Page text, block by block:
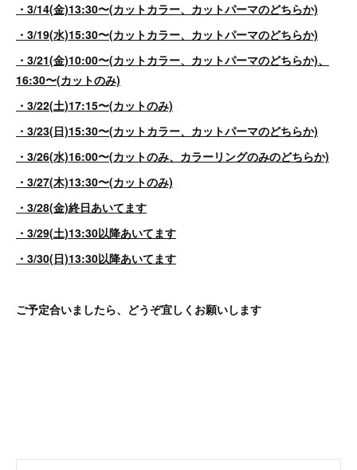
・3/14(金)13:30〜(カットカラー、カットパーマのどちらか)
・3/19(水)15:30〜(カットカラー、カットパーマのどちらか)
・3/21(金)10:00〜(カットカラー、カットパーマのどちらか)、
16:30〜(カットのみ)
・3/22(土)17:15〜(カットのみ)
・3/23(日)15:30〜(カットカラー、カットパーマのどちらか)
・3/26(水)16:00〜(カットのみ、カラーリングのみのどちらか)
・3/27(木)13:30〜(カットのみ)
・3/28(金)終日あいてます
・3/29(土)13:30以降あいてます
・3/30(日)13:30以降あいてます
ご予定合いましたら、どうぞ宜しくお願いします